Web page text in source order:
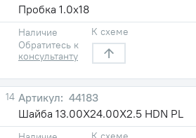
Пробка 1.0х18
Наличие
Обратитесь к
консультанту
К схеме
14
44183
Шайба 13.00X24.00X2.5 HDN PL